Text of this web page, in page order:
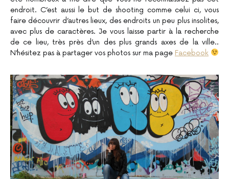
endroit. C’est aussi le but de shooting comme celui ci, vous
faire découvrir d’autres lieux, des endroits un peu plus insolites,
avec plus de caractères. Je vous laisse partir à la recherche
de ce lieu, très près d’un des plus grands axes de la ville..
N’hésitez pas à partager vos photos sur ma page Facebook